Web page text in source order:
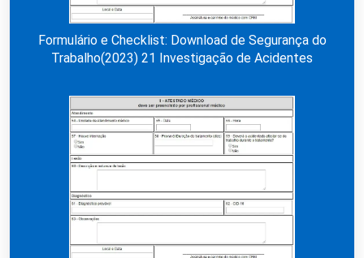
Formulário e Checklist: Download de Segurança do
Trabalho(2023) 21 Investigação de Acidentes